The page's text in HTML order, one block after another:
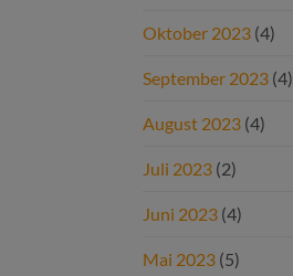
Oktober 2023 (4)
September 2023 (4)
August 2023 (4)
Juli 2023 (2)
Juni 2023 (4)
Mai 2023 (5)